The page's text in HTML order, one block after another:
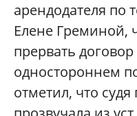
арендодателя по
Елене Греминой,
прервать
одностороннем
отметил, что